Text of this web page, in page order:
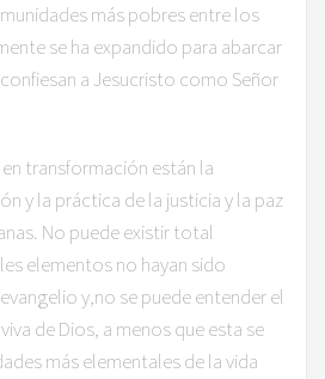
más pobres entre los
se ha expandido para abarcar
a Jesucristo como Señor
transformación están la
y la práctica de la justicia y la paz
No puede existir total
elementos no hayan sido
y,no se puede entender el
de Dios, a menos que esta se
más elementales de la vida